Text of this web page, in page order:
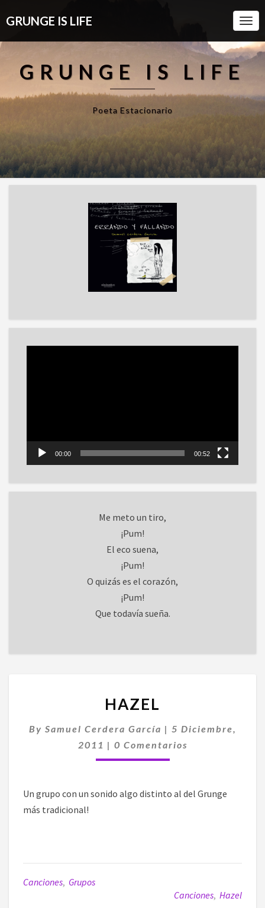
GRUNGE IS LIFE
GRUNGE IS LIFE
Poeta Estacionario
00:00 00:52
Me meto un tiro,
¡Pum!
El eco suena,
¡Pum!
O quizás es el corazón,
¡Pum!
Que todavía sueña.
HAZEL
By Samuel Cerdera García | 5 Diciembre,
2011 | Comentarios
0 Comentarios
Un grupo con un sonido algo distinto al del Grunge
más tradicional!
Canciones, Grupos
Canciones, Hazel